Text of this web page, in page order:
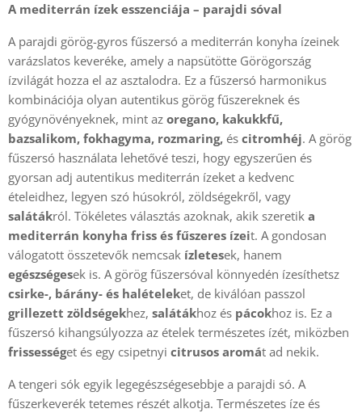
A mediterrán ízek esszenciája – parajdi sóval
A parajdi görög-gyros fűszersó a mediterrán konyha ízeinek
varázslatos keveréke, amely a napsütötte Görögország
ízvilágát hozza el az asztalodra. Ez a fűszersó harmonikus
kombinációja olyan autentikus görög fűszereknek és
gyógynövényeknek, mint az oregano, kakukkfű,
bazsalikom, fokhagyma, rozmaring, és citromhéj. A görög
fűszersó használata lehetővé teszi, hogy egyszerűen és
gyorsan adj autentikus mediterrán ízeket a kedvenc
ételeidhez, legyen szó húsokról, zöldségekről, vagy
salátákról. Tökéletes választás azoknak, akik szeretik a
mediterrán konyha friss és fűszeres ízeit. A gondosan
válogatott összetevők nemcsak ízletesek, hanem
egészségesek is. A görög fűszersóval könnyedén ízesíthetsz
csirke-, bárány- és halételeket, de kiválóan passzol
grillezett zöldségekhez, salátákhoz és pácokhoz is. Ez a
fűszersó kihangsúlyozza az ételek természetes ízét, miközben
frissességet és egy csipetnyi citrusos aromát ad nekik.
A tengeri sók egyik legegészségesebbje a parajdi só. A
fűszerkeverék tetemes részét alkotja. Természetes íze és